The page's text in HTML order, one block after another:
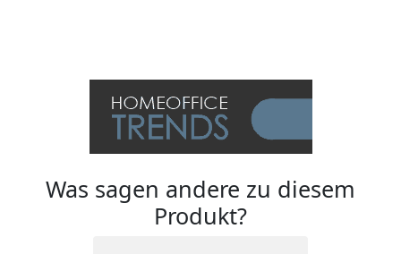
Was sagen andere zu diesem
Produkt?